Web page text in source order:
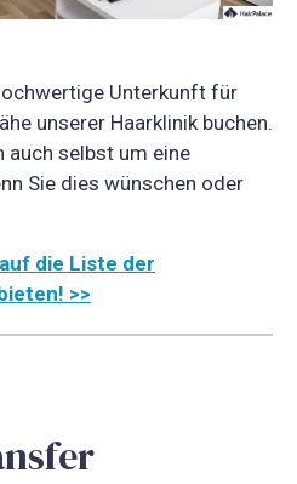
Unterkunft für
unserer Haarklinik buchen.
auch selbst um eine
Sie dies wünschen oder
die Liste der
>>